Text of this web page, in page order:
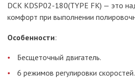
DCK KDSP02-180(TYPE FK) — это
комфорт при выполнении
Особенности:
Бесщеточный двигатель.
6 режимов регулировки скоростей.